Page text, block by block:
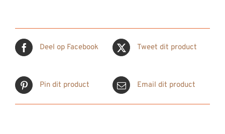
Deel op Facebook Tweet dit product
Pin dit product Email dit product